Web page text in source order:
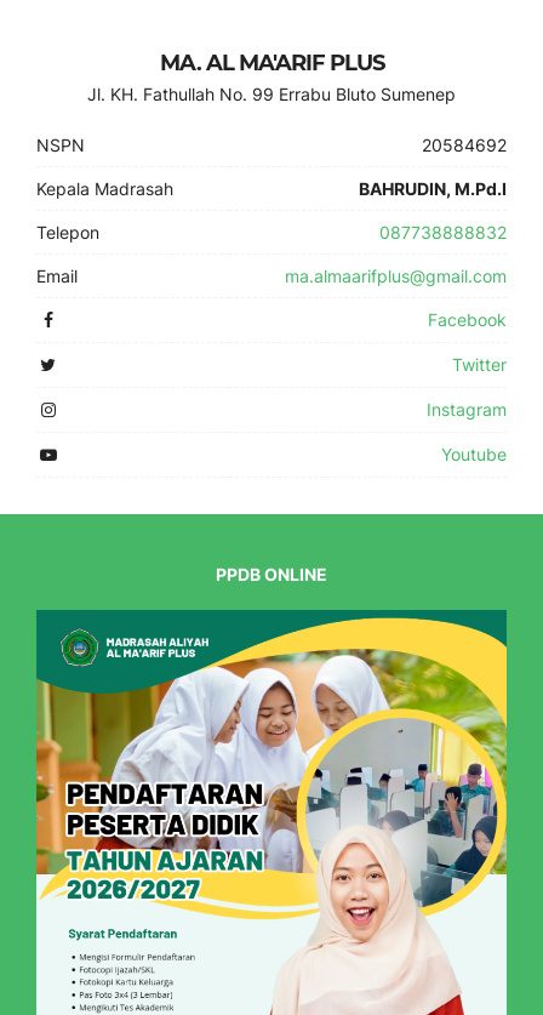
MA. AL MA'ARIF PLUS
Jl. KH. Fathullah No. 99 Errabu Bluto Sumenep
NSPN 20584692
Kepala Madrasah BAHRUDIN, M.Pd.I
Telepon 087738888832
Email ma.almaarifplus@gmail.com
Facebook
Twitter
Instagram
Youtube
PPDB ONLINE